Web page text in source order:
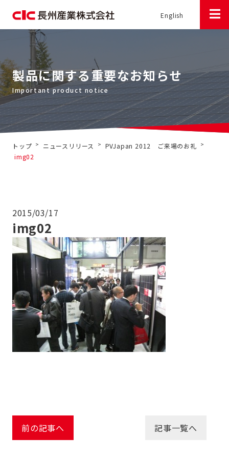
English
製品に関する重要なお知らせ
トップ > ニュースリリース > PVJapan 2012 ご来場のお礼 >
img02
2015/03/17
img02
前の記事へ 記事一覧へ